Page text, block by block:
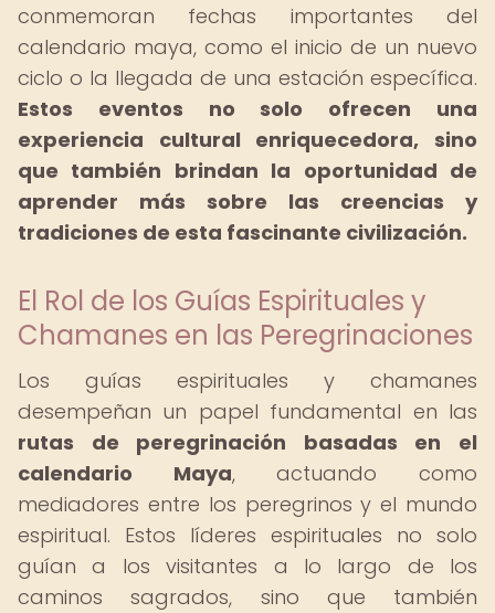
conmemoran fechas importantes del
calendario maya, como el inicio de un nuevo
ciclo o la llegada de una estación específica.
Estos eventos no solo ofrecen una
experiencia cultural enriquecedora, sino
que también brindan la oportunidad de
aprender más sobre las creencias y
tradiciones de esta fascinante civilización.
El Rol de los Guías Espirituales y
Chamanes en las Peregrinaciones
Los guías espirituales y chamanes
desempeñan un papel fundamental en las
rutas de peregrinación basadas en el
calendario Maya, actuando como
mediadores entre los peregrinos y el mundo
espiritual. Estos líderes espirituales no solo
guían a los visitantes a lo largo de los
caminos sagrados, sino que también